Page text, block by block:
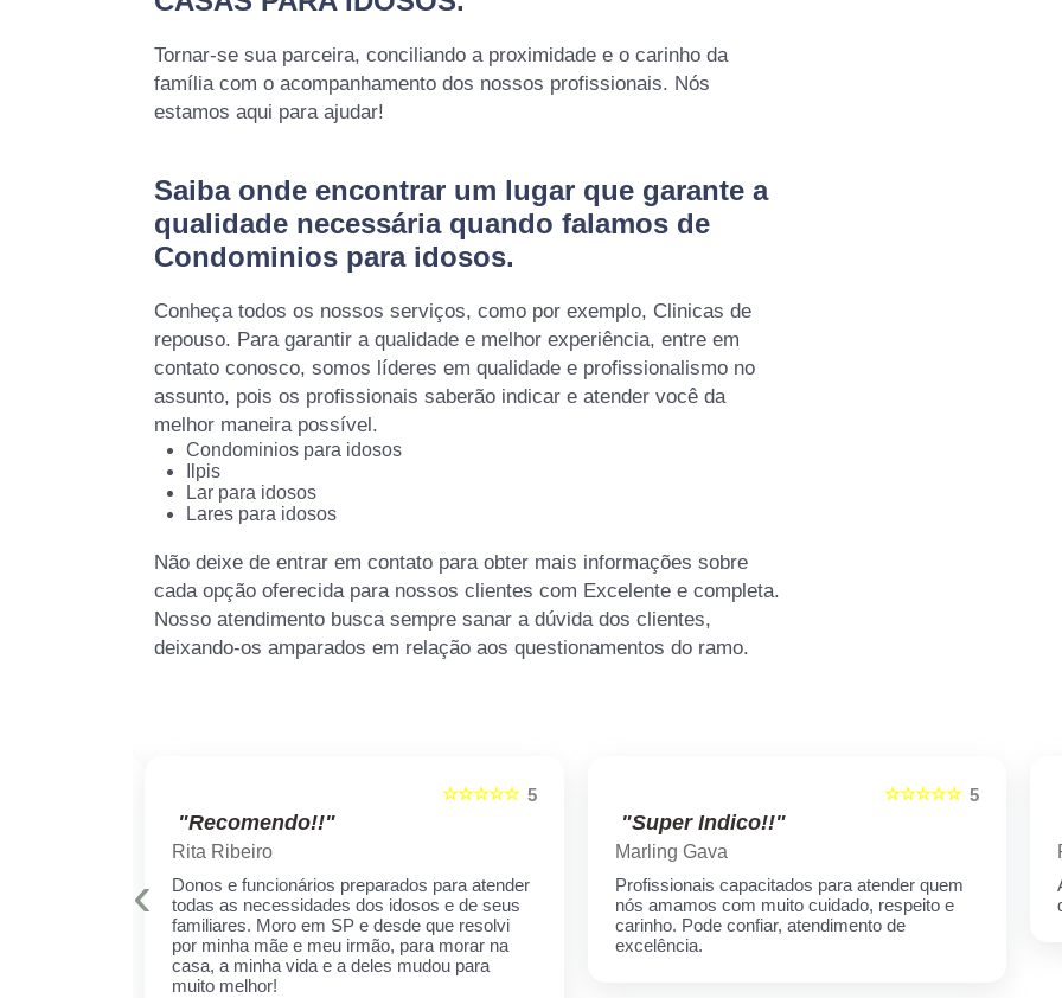
Tornar-se sua parceira, conciliando a proximidade e o carinho da
família com o acompanhamento dos nossos profissionais. Nós
estamos aqui para ajudar!
Saiba onde encontrar um lugar que garante a
qualidade necessária quando falamos de
Condominios para idosos.
Conheça todos os nossos serviços, como por exemplo, Clinicas de
repouso. Para garantir a qualidade e melhor experiência, entre em
contato conosco, somos líderes em qualidade e profissionalismo no
assunto, pois os profissionais saberão indicar e atender você da
melhor maneira possível.
Condominios para idosos
Ilpis
Lar para idosos
Lares para idosos
Não deixe de entrar em contato para obter mais informações sobre
cada opção oferecida para nossos clientes com Excelente e completa.
Nosso atendimento busca sempre sanar a dúvida dos clientes,
deixando-os amparados em relação aos questionamentos do ramo.
5
☆☆☆☆☆
"Recomendo!!"
Rita Ribeiro
Donos e funcionários preparados para atender
todas as necessidades dos idosos e de seus
familiares. Moro em SP e desde que resolvi
por minha mãe e meu irmão, para morar na
casa, a minha vida e a deles mudou para
muito melhor!
5
☆☆☆☆☆
"Super Indico!!"
Marling Gava
Profissionais capacitados para atender quem
nós amamos com muito cuidado, respeito e
carinho. Pode confiar, atendimento de
excelência.
‹